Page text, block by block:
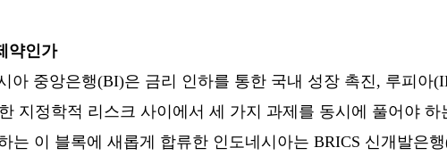
약인가
아 중앙은행(BI)은 금리 인하를 통한 국내 성장 촉진, 루피아
지정학적 리스크 사이에서 세 가지 과제를 동시에 풀어야 하
는 이 블록에 새롭게 합류한 인도네시아는 BRICS 신개발은